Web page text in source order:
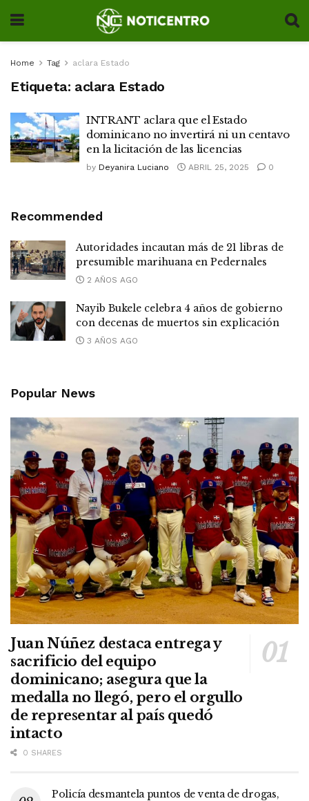
Home Tag aclara Estado
Etiqueta: aclara Estado
INTRANT aclara que el Estado
dominicano no invertirá ni un centavo
en la licitación de las licencias
by Deyanira Luciano ABRIL 25, 2025 0
Recommended
Autoridades incautan más de 21 libras de
presumible marihuana en Pedernales
2 AÑOS AGO
Nayib Bukele celebra 4 años de gobierno
con decenas de muertos sin explicación
3 AÑOS AGO
Popular News
Juan Núñez destaca entrega y
sacrificio del equipo
dominicano; asegura que la
medalla no llegó, pero el orgullo
de representar al país quedó
intacto
0 SHARES
Policía desmantela puntos de venta de drogas,